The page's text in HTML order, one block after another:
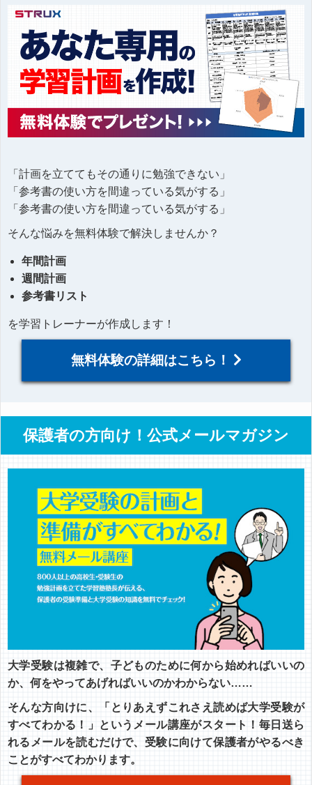
「計画を立ててもその通りに勉強できない」
「参考書の使い方を間違っている気がする」
「参考書の使い方を間違っている気がする」
そんな悩みを無料体験で解決しませんか？
年間計画
週間計画
参考書リスト
を学習トレーナーが作成します！
無料体験の詳細はこちら！
保護者の方向け！公式メールマガジン
大学受験は複雑で、子どものために何から始めればいいの
か、何をやってあげればいいのかわからない……
そんな方向けに、「とりあえずこれさえ読めば大学受験が
すべてわかる！」というメール講座がスタート！毎日送ら
れるメールを読むだけで、受験に向けて保護者がやるべき
ことがすべてわかります。